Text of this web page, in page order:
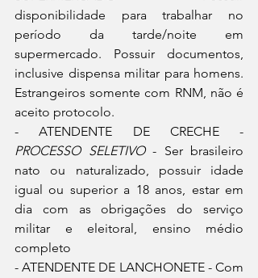
disponibilidade para trabalhar no
período da tarde/noite em
supermercado. Possuir documentos,
inclusive dispensa militar para homens.
Estrangeiros somente com RNM, não é
aceito protocolo.
PROCESSO SELETIVO - Ser brasileiro
nato ou naturalizado, possuir idade
igual ou superior a 18 anos, estar em
dia com as obrigações do serviço
militar e eleitoral, ensino médio
completo
- ATENDENTE DE LANCHONETE - Com